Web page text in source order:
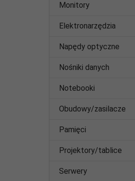
Monitory
Elektronarzędzia
Napędy optyczne
Nośniki danych
Notebooki
Obudowy/zasilacze
Pamięci
Projektory/tablice
Serwery